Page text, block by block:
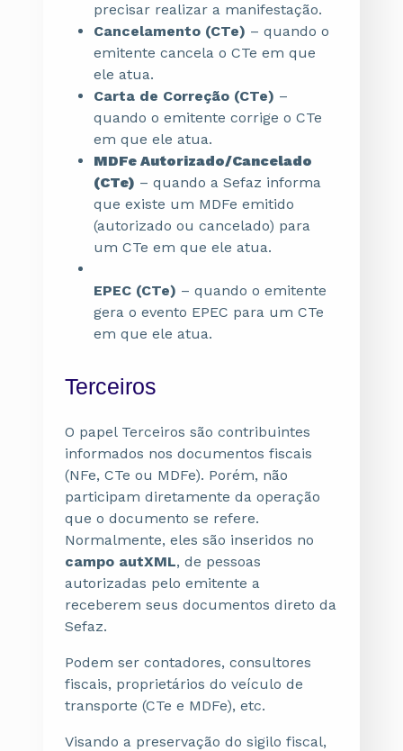
precisar realizar a manifestação.
Cancelamento (CTe) – quando o
emitente cancela o CTe em que
ele atua.
Carta de Correção (CTe) –
quando o emitente corrige o CTe
em que ele atua.
MDFe Autorizado/Cancelado
(CTe) – quando a Sefaz informa
que existe um MDFe emitido
(autorizado ou cancelado) para
um CTe em que ele atua.
EPEC (CTe) – quando o emitente
gera o evento EPEC para um CTe
em que ele atua.
Terceiros
O papel Terceiros são contribuintes
informados nos documentos fiscais
(NFe, CTe ou MDFe). Porém, não
participam diretamente da operação
que o documento se refere.
Normalmente, eles são inseridos no
campo autXML, de pessoas
autorizadas pelo emitente a
receberem seus documentos direto da
Sefaz.
Podem ser contadores, consultores
fiscais, proprietários do veículo de
transporte (CTe e MDFe), etc.
Visando a preservação do sigilo fiscal,